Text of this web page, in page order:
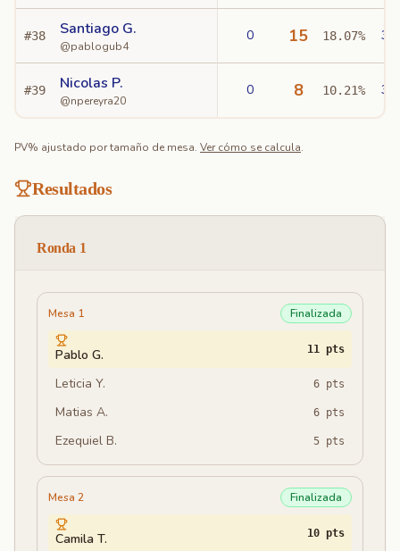
#38 Santiago G.
@pablogub4
0 15 18.07% 3
#39 Nicolas P.
@npereyra20
0 8 10.21% 3
PV% ajustado por tamaño de mesa. Ver cómo se calcula.
Resultados
Ronda 1
Mesa 1 Finalizada
Pablo G. 11 pts
Leticia Y. 6 pts
Matias A. 6 pts
Ezequiel B. 5 pts
Mesa 2 Finalizada
Camila T. 10 pts